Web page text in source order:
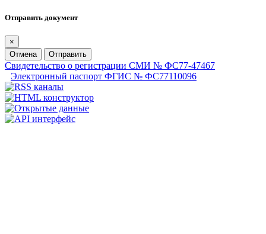
Отправить документ
×
Отмена
Отправить
Свидетельство о регистрации СМИ № ФС77-47467
Электронный паспорт ФГИС № ФС77110096